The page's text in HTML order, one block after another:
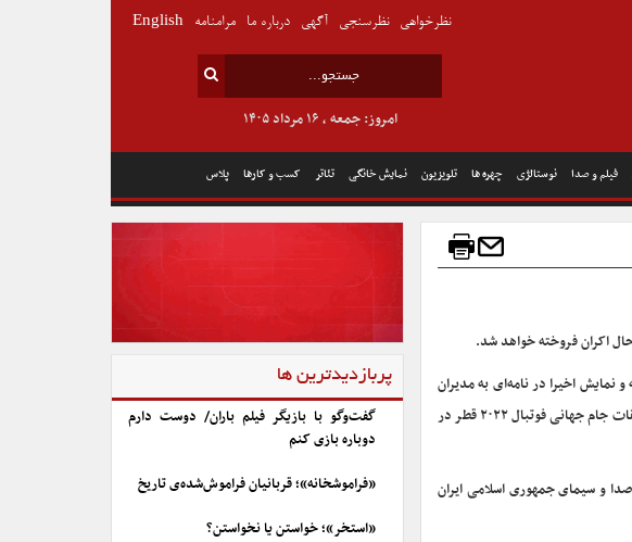
فیلم و صدا نوستالژی چهره ها تلویزیون نمایش خانگی تئاتر کسب و کارها پلاس
امروز: جمعه , ۱۶ مرداد ۱۴۰۵
نظرخواهی نظرسنجی آگهی درباره ما مرامنامه English
اکران فروخته خواهد شد.
نمایش اخیرا در نامه‌ای به مدیران
کل فرهنگ و اشاد اسلامی استان‌ها دستورالعملی را برای پخش مسابقات جام جهانی فوتبال ۲۰۲۲ قطر در
و سیمای جمهوری اسلامی ایران
پربازدیدترین ها
گفت‌وگو با بازیگر فیلم باران/ دوست دارم
دوباره بازی کنم
«فراموشخانه»؛ قربانیان فراموش‌شده‌ی تاریخ
«استخر»؛ خواستن یا نخواستن؟